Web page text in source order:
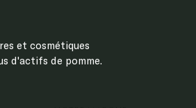
et cosmétiques
d'actifs de pomme.